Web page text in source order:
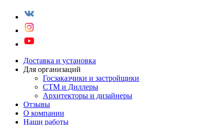
Доставка и установка
Для организаций
Госзаказчики и застройщики
СТМ и Диллеры
Архитекторы и дизайнеры
Отзывы
О компании
Наши работы